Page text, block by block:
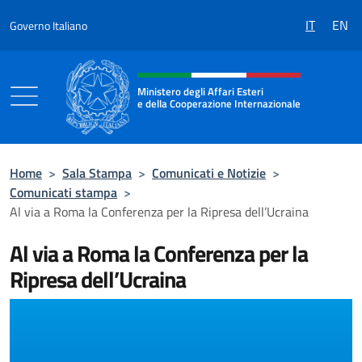
Governo Italiano IT EN
Intestazione sito, social e menù
Ministero degli Affari Esteri
e della Cooperazione Internazionale
Home > Sala Stampa > Comunicati e Notizie >
Comunicati stampa >
Al via a Roma la Conferenza per la Ripresa dell’Ucraina
Al via a Roma la Conferenza per la
Ripresa dell’Ucraina